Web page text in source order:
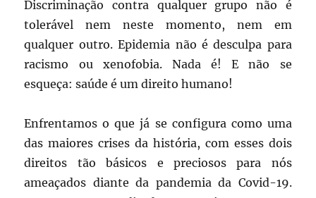
Discriminação contra qualquer grupo não é
tolerável nem neste momento, nem em
qualquer outro. Epidemia não é desculpa para
racismo ou xenofobia. Nada é! E não se
esqueça: saúde é um direito humano!
Enfrentamos o que já se configura como uma
das maiores crises da história, com esses dois
direitos tão básicos e preciosos para nós
ameaçados diante da pandemia da Covid-19.